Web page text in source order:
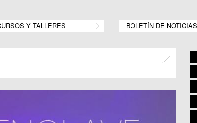
Y TALLERES BOLETÍN DE NOTICIAS